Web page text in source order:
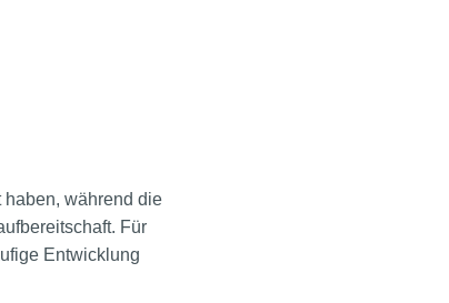
haben, während die
Für
Entwicklung